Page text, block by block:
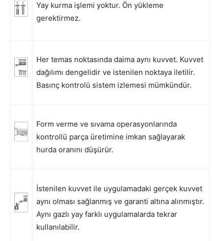
Yay kurma işlemi yoktur. Ön yükleme
gerektirmez.
Her temas noktasında daima aynı kuvvet. Kuvvet
dağılımı dengelidir ve istenilen noktaya iletilir.
Basınç kontrolü sistem izlemesi mümkündür.
Form verme ve sıvama operasyonlarında
kontrollü parça üretimine imkan sağlayarak
hurda oranını düşürür.
İstenilen kuvvet ile uygulamadaki gerçek kuvvet
aynı olması sağlanmış ve garanti altına alınmıştır.
Aynı gazlı yay farklı uygulamalarda tekrar
kullanılabilir.